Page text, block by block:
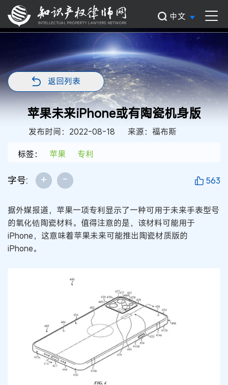
中文
返回列表
苹果未来iPhone或有陶瓷机身版
发布时间：2022-08-18
来源：福布斯
标签：
苹果 专利
字号: + - 563
据外媒报道，苹果一项专利显示了一种可用于未来手表型号
的氧化锆陶瓷材料。值得注意的是，该材料可能用于
iPhone，这意味着苹果未来可能推出陶瓷材质版的
iPhone。